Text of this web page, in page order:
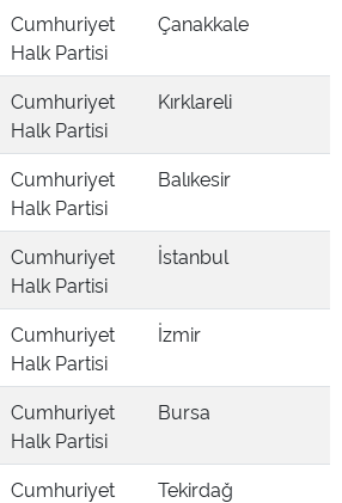
Cumhuriyet
Halk Partisi
Çanakkale
Cumhuriyet
Halk Partisi
Kırklareli
Cumhuriyet
Halk Partisi
Balıkesir
Cumhuriyet
Halk Partisi
İstanbul
Cumhuriyet
Halk Partisi
İzmir
Cumhuriyet
Halk Partisi
Bursa
Cumhuriyet
Tekirdağ